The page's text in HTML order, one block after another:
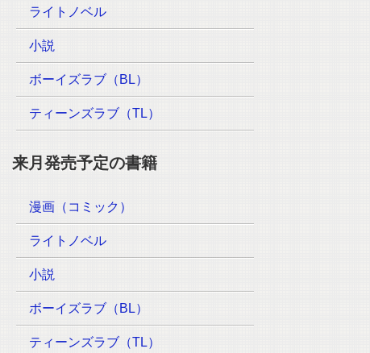
ライトノベル
小説
ボーイズラブ（BL）
ティーンズラブ（TL）
来月発売予定の書籍
漫画（コミック）
ライトノベル
小説
ボーイズラブ（BL）
ティーンズラブ（TL）